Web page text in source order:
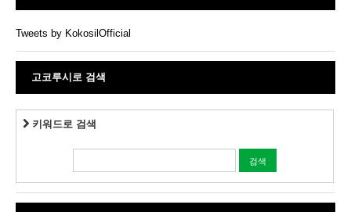
Tweets by KokosilOfficial
고코루시로 검색
키워드로 검색